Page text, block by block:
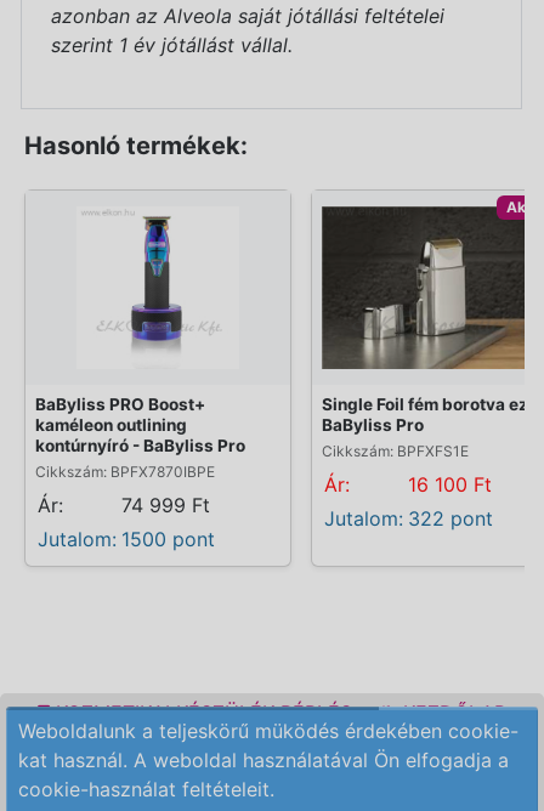
azonban az Alveola saját jótállási feltételei
szerint 1 év jótállást vállal.
Hasonló termékek:
BaByliss PRO Boost+
kaméleon outlining
kontúrnyíró - BaByliss Pro
Cikkszám: BPFX7870IBPE
Ár:
74 999 Ft
Jutalom: 1500 pont
Single Foil fém borotva
BaByliss Pro
Cikkszám: BPFXFS1E
Ár:
16 100 Ft
Jutalom: 322 pont
KOZMETIKAI KÉSZÜLÉK BÉRLÉS
KEZDŐLAP
ELÉRHETŐSÉG
RENDELÉSI FELTÉTELEK
Copyright © 2009-2026 All Rights Reserved.
Weboldalunk a teljeskörű müködés érdekében cookie-
kat használ. A weboldal használatával Ön elfogadja a
cookie-használat feltételeit.